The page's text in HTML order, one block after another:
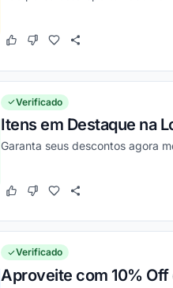
Este cupom funcionou
Este cupom não funcionou
Verificado
Itens em Destaque na
Garanta seus descontos agora
Este cupom funcionou
Este cupom não funcionou
Verificado
Aproveite com 10% Off